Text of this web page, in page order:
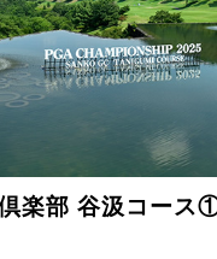
楽部 谷汲コース